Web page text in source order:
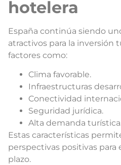
hotelera
España continúa siendo
atractivos para la inversión
factores como:
Clima favorable.
Infraestructuras
Conectividad
Seguridad jurídica.
Alta demanda
Estas características
perspectivas positivas para
plazo.